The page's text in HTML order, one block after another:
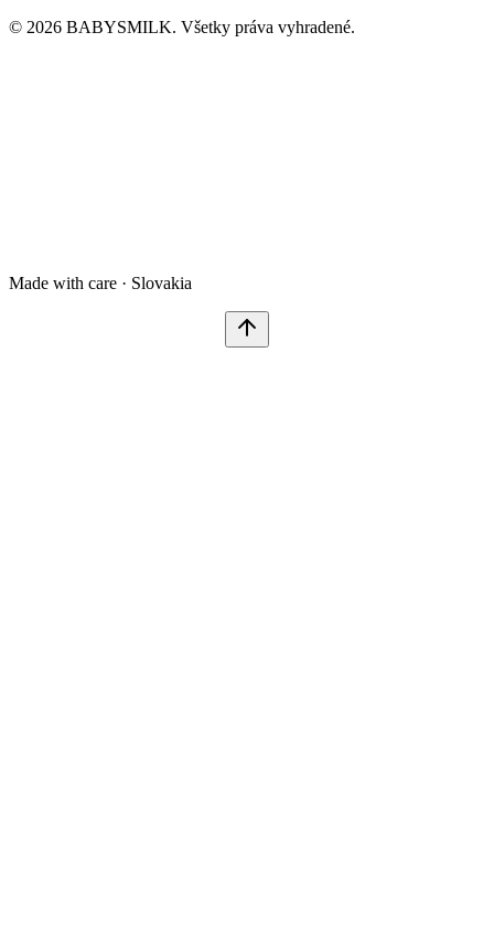
© 2026 BABYSMILK. Všetky práva vyhradené.
Made with care · Slovakia